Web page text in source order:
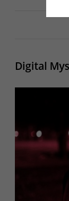
Digital